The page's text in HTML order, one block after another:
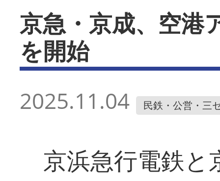
京急・京成、空港
を開始
2025.11.04 民鉄・公営・三
京浜急行電鉄と